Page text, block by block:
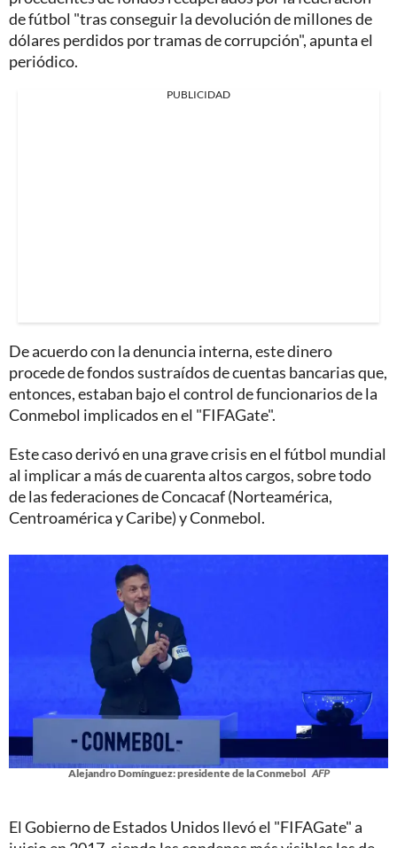
de fútbol "tras conseguir la devolución de millones de
dólares perdidos por tramas de corrupción", apunta el
periódico.
PUBLICIDAD
De acuerdo con la denuncia interna, este dinero
procede de fondos sustraídos de cuentas bancarias que,
entonces, estaban bajo el control de funcionarios de la
Conmebol implicados en el "FIFAGate".
Este caso derivó en una grave crisis en el fútbol mundial
al implicar a más de cuarenta altos cargos, sobre todo
de las federaciones de Concacaf (Norteamérica,
Centroamérica y Caribe) y Conmebol.
Alejandro Domínguez: presidente de la Conmebol AFP
El Gobierno de Estados Unidos llevó el "FIFAGate" a